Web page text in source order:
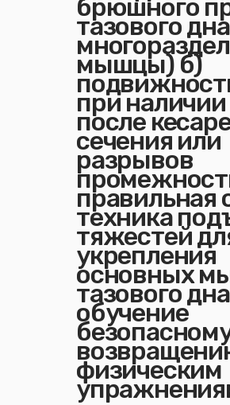
брюшного
тазового
мышцы) б)
при наличии
после
сечения или
разрывов
правильная
техника
тяжестей
укрепления
основных
тазового
обучение
физическим